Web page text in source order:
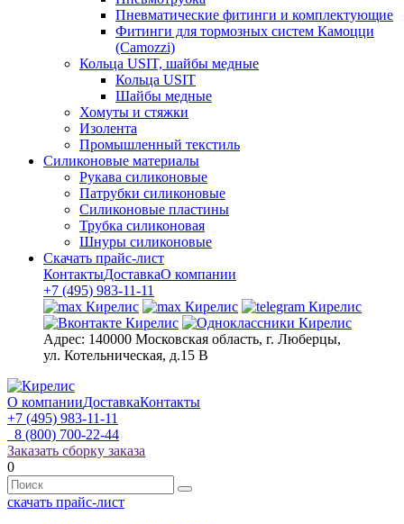
Пневматические фитинги и комплектующие
Фитинги для тормозных систем Камоцци
(Camozzi)
Кольца USIT, шайбы медные
Кольца USIT
Шайбы медные
Хомуты и стяжки
Изолента
Промышленный текстиль
Силиконовые материалы
Рукава силиконовые
Патрубки силиконовые
Силиконовые пластины
Трубка силиконовая
Шнуры силиконовые
Скачать прайс-лист
КонтактыДоставкаО компании
+7 (495) 983-11-11
Адрес: 140000 Московская область, г. Люберцы,
ул. Котельническая, д.15 В
О компанииДоставкаКонтакты
+7 (495) 983-11-11
8 (800) 700-22-44
Заказать сборку заказа
0
скачать прайс-лист